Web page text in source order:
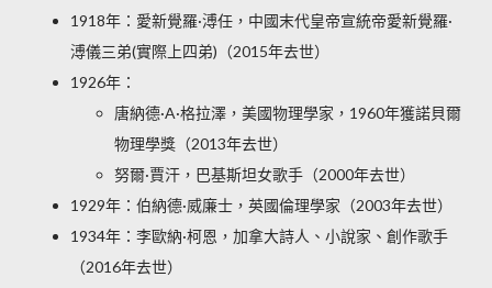
1918年：愛新覺羅·溥任，中國末代皇帝宣統帝愛新覺羅·
溥儀三弟(實際上四弟)（2015年去世）
1926年：
唐納德·A·格拉澤，美國物理學家，1960年獲諾貝爾
物理學獎（2013年去世）
努爾·賈汗，巴基斯坦女歌手（2000年去世）
1929年：伯納德·威廉士，英國倫理學家（2003年去世）
1934年：李歐納·柯恩，加拿大詩人、小說家、創作歌手
（2016年去世）